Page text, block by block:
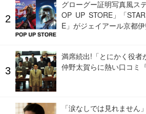
グローグー証明写真風ス
OP UP STORE」「
E」がジェイアール京都
満席続出!「とにかく役者
仲野太賀らに熱い口コミ
「涙なしでは見れません